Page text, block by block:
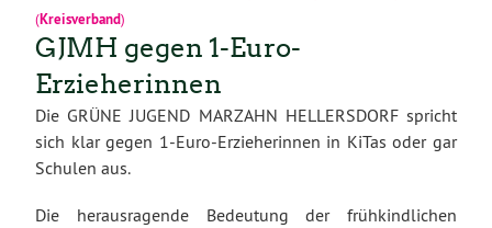
(Kreisverband)
GJMH gegen 1-Euro-
Erzieherinnen
Die GRÜNE JUGEND MARZAHN HELLERSDORF spricht
sich klar gegen 1-Euro-Erzieherinnen in KiTas oder gar
Schulen aus.
Die herausragende Bedeutung der frühkindlichen